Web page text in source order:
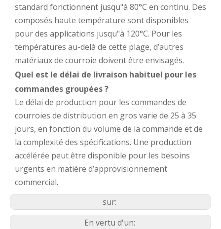
standard fonctionnent jusqu"à 80°C en continu. Des
composés haute température sont disponibles
pour des applications jusqu"à 120°C. Pour les
températures au-delà de cette plage, d’autres
matériaux de courroie doivent être envisagés.
Quel est le délai de livraison habituel pour les
commandes groupées ?
Le délai de production pour les commandes de
courroies de distribution en gros varie de 25 à 35
jours, en fonction du volume de la commande et de
la complexité des spécifications. Une production
accélérée peut être disponible pour les besoins
urgents en matière d’approvisionnement
commercial.
sur:
En vertu d'un: